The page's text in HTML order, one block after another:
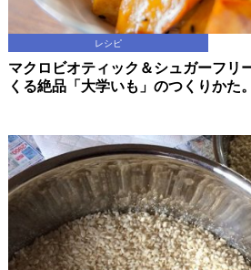
レシピ
マクロビオティック＆シュガーフリ
くる絶品「大学いも」のつくりかた。